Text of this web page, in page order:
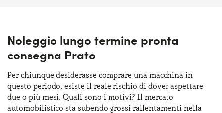
Noleggio lungo termine pronta
consegna Prato
Per chiunque desiderasse comprare una macchina in
questo periodo, esiste il reale rischio di dover aspettare
due o più mesi. Quali sono i motivi? Il mercato
automobilistico sta subendo grossi rallentamenti nella